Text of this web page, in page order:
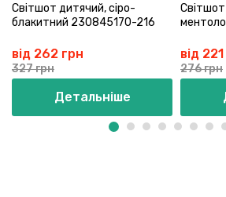
Світшот дитячий, сіро-
блакитний 230845170-216
від 262 грн
327 грн
Детальніше
від
276 грн